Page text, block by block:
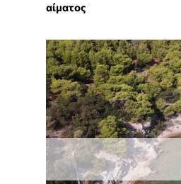
αίματος